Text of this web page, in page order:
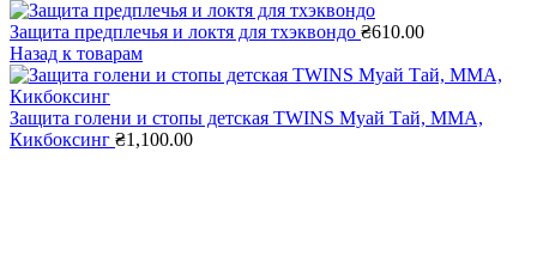
Защита предплечья и локтя для тхэквондо ₴610.00
Назад к товарам
Защита голени и стопы детская TWINS Муай Тай, MМА,
Кикбоксинг ₴1,100.00